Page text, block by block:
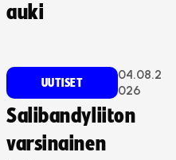
auki
UUTISET
04.08.2
026
Salibandyliiton
varsinainen